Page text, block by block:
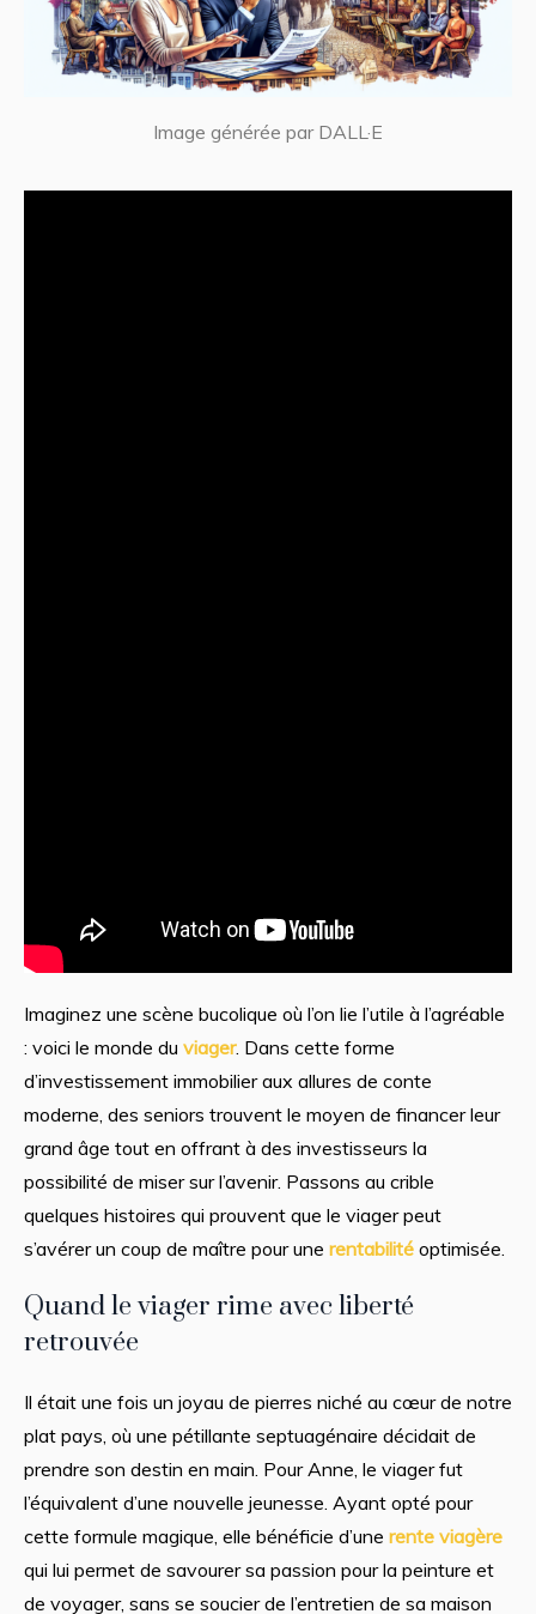
Image générée par DALL·E
Imaginez une scène bucolique où l’on lie l’utile à l’agréable
: voici le monde du viager. Dans cette forme
d’investissement immobilier aux allures de conte
moderne, des seniors trouvent le moyen de financer leur
grand âge tout en offrant à des investisseurs la
possibilité de miser sur l’avenir. Passons au crible
quelques histoires qui prouvent que le viager peut
s’avérer un coup de maître pour une rentabilité optimisée.
Quand le viager rime avec liberté
retrouvée
Il était une fois un joyau de pierres niché au cœur de notre
plat pays, où une pétillante septuagénaire décidait de
prendre son destin en main. Pour Anne, le viager fut
l’équivalent d’une nouvelle jeunesse. Ayant opté pour
cette formule magique, elle bénéficie d’une rente viagère
qui lui permet de savourer sa passion pour la peinture et
de voyager, sans se soucier de l’entretien de sa maison